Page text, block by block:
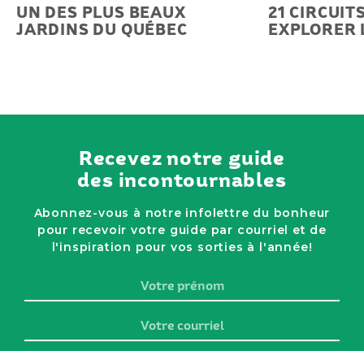
UN DES PLUS BEAUX
JARDINS DU QUÉBEC
21
EXPLORER
Recevez notre guide
des incontournables
Abonnez-vous à notre infolettre du bonheur
pour recevoir votre guide par courriel et de
l'inspiration pour vos sorties à l'année!
prénom
courriel